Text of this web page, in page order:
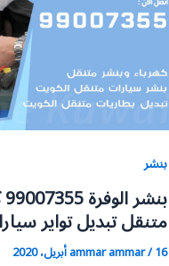
بنشر
متنقل تبديل تواير
ammar ammar/16 أبريل، 2020